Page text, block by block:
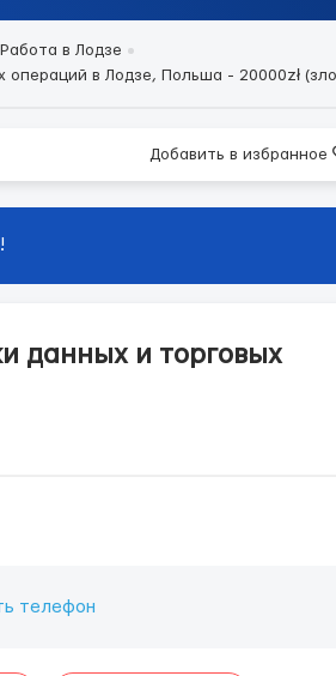
Работа в Лодзе
в Лодзе, Польша - 20000zł
Добавить в избранное
данных и торговых
телефон